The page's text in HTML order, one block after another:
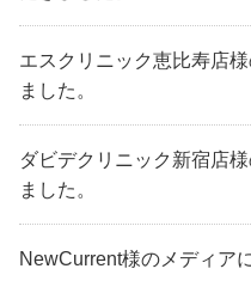
エスクリニック恵比寿店
ました。
ダビデクリニック新宿店
ました。
NewCurrent様のメディア